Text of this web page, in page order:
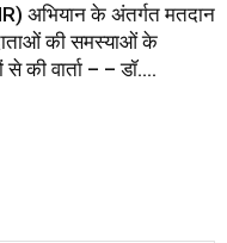
अभियान के अंतर्गत मतदान
की समस्याओं के
की वार्ता – – डॉ....